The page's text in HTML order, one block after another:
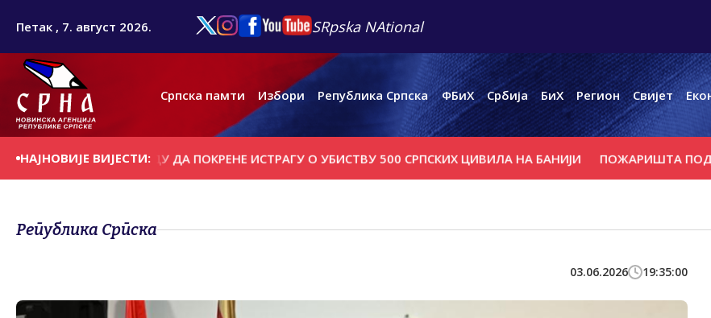
Петак , 7. август 2026. SRpska NAtional
Српска памти Избори Република Српска ФБиХ Србија БиХ Регион Свијет
НАЈНОВИЈЕ ВИЈЕСТИ:
У БЕОГРАДУ ДА ПОКРЕНЕ ИСТРАГУ О УБИСТВУ 500 СРПСКИХ ЦИВИЛА НА БАНИЈИ ПОЖАРИШТА ПОД
Република Српска
03.06.2026 19:35:00